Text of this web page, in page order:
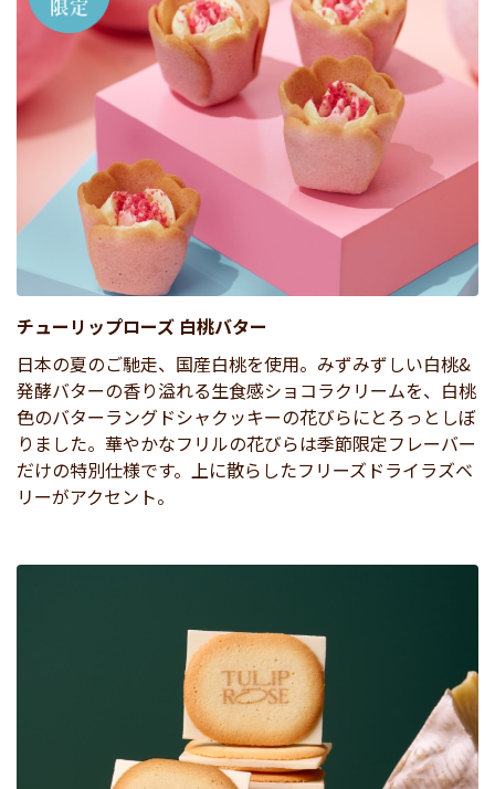
チューリップローズ 白桃バター
日本の夏のご馳走、国産白桃を使用。みずみずしい白桃&
発酵バターの香り溢れる生食感ショコラクリームを、白桃
色のバターラングドシャクッキーの花びらにとろっとしぼ
りました。華やかなフリルの花びらは季節限定フレーバー
だけの特別仕様です。上に散らしたフリーズドライラズベ
リーがアクセント。